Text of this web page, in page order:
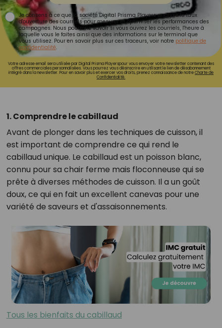
Je consens à ce que la société Digital Prisma Players analyse le taux
d'ouverture des courriels pour mesurer et optimiser les performances des
campagnes. Nous pourrons savoir si vous ouvrez les courriels, l'heure à
laquelle vous le faites ainsi que des informations sur le terminal que
vous utilisez. Pour en savoir plus sur ces traceurs, voir notre politique de
confidentialité.
Votre adresse email sera utilisée par Digital Prisma Playerspour vous envoyer votre newsletter contenant des
offres commerciales personnalisées. Vous pourrez vous désinscrire en utilisant le lien de désabonnement
intégré dans la newsletter. Pour en savoir plus et exercer vos droits, prenez connaissance de notreCharte de
Confidentialité.
1. Comprendre le cabillaud
Avant de plonger dans les techniques de cuisson, il
est important de comprendre ce qui rend le
cabillaud unique. Le cabillaud est un poisson blanc,
connu pour sa chair ferme mais floconneuse qui se
prête à diverses méthodes de cuisson. Il a un goût
doux, ce qui en fait un excellent canevas pour une
variété de saveurs et d'assaisonnements.
Tous les bienfaits du cabillaud